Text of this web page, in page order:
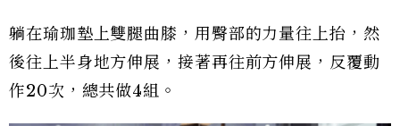
躺在瑜珈墊上雙腿曲膝，用臀部的力量往上抬，然
後往上半身地方伸展，接著再往前方伸展，反覆動
作20次，總共做4組。